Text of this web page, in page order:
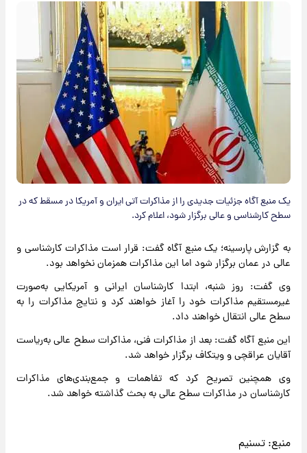
یک منبع آگاه جزئیات جدیدی را از مذاکرات آتی ایران و آمریکا در مسقط که در
سطح کارشناسی و عالی برگزار شود، اعلام کرد.
به گزارش پارسینه؛ یک منبع آگاه گفت: قرار است مذاکرات کارشناسی و
عالی در عمان برگزار شود اما این مذاکرات همزمان نخواهد بود.
وی گفت: روز شنبه، ابتدا کارشناسان ایرانی و آمریکایی به‌صورت
غیرمستقیم مذاکرات خود را آغاز خواهند کرد و نتایج مذاکرات را به
سطح عالی انتقال خواهند‌ داد.
این منبع آگاه گفت: بعد از مذاکرات فنی، مذاکرات سطح عالی به‌ریاست
آقایان عراقچی و ویتکاف برگزار خواهد شد.
وی همچنین تصریح کرد که تفاهمات و جمع‌بندی‌های مذاکرات
کارشناسان در مذاکرات سطح عالی به بحث گذاشته خواهد شد.
منبع: تسنیم